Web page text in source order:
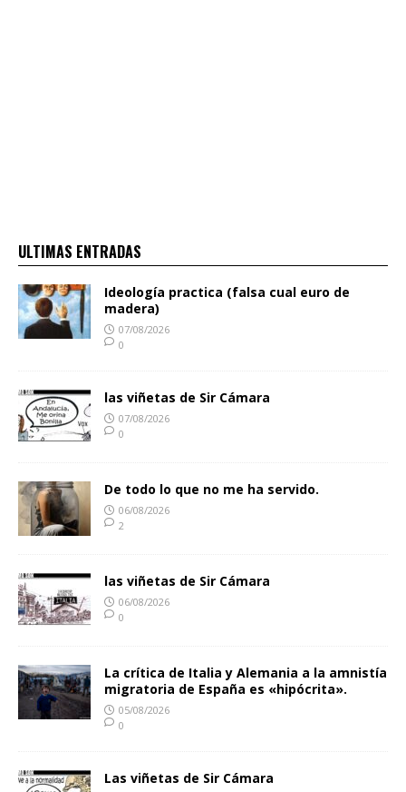
ULTIMAS ENTRADAS
Ideología practica (falsa cual euro de
madera)
07/08/2026
0
las viñetas de Sir Cámara
07/08/2026
0
De todo lo que no me ha servido.
06/08/2026
2
las viñetas de Sir Cámara
06/08/2026
0
La crítica de Italia y Alemania a la amnistía
migratoria de España es «hipócrita».
05/08/2026
0
Las viñetas de Sir Cámara